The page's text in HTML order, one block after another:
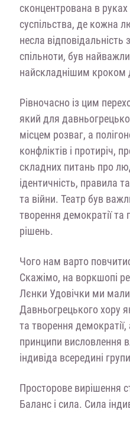
сконцентрована в
суспільства, де кожна
несла відповідальність
спільноти, був
найскладнішим кроком
Рівночасно із цим
який для
місцем розваг, а
конфліктів і протиріч,
складних питань про
ідентичність, правила
та війни. Театр був
творення демократії
рішень.
Чого нам варто
Скажімо, на воркшопі
Лєнки Удовічки ми
Давньогрецького хору
та творення демократії,
принципи висловлення
індивіда всередині
Просторове вирішення
Баланс і сила. Сила